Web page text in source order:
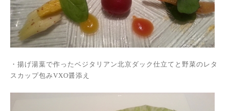
・揚げ湯葉で作ったベジタリアン北京ダック仕立てと野菜のレタ
スカップ包みVXO醤添え